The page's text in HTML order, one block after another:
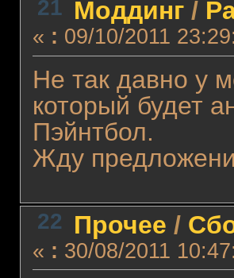
21 Моддинг/
« : 09/10/2011
Не так давно у
который будет
Пэйнтбол.
Жду
22 Прочее /
« : 30/08/2011